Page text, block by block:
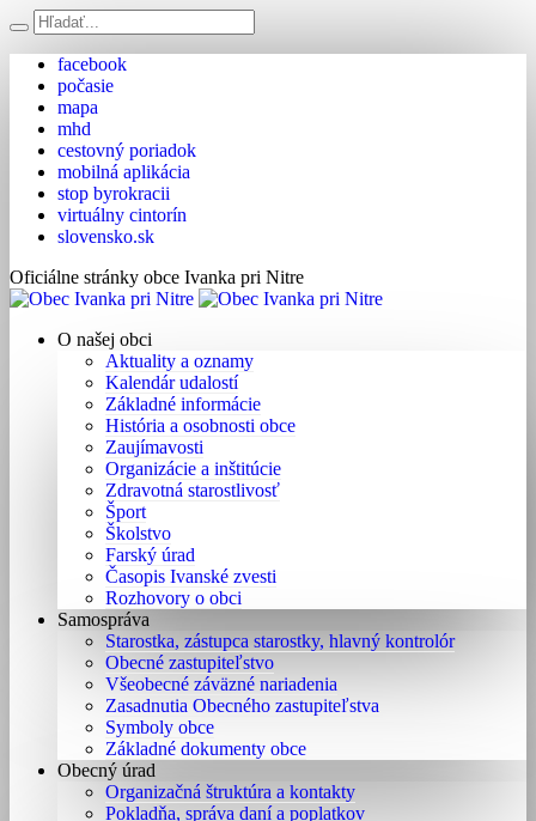
facebook
počasie
mapa
mhd
cestovný poriadok
mobilná aplikácia
stop byrokracii
virtuálny cintorín
slovensko.sk
Oficiálne stránky obce Ivanka pri Nitre
O našej obci
Aktuality a oznamy
Kalendár udalostí
Základné informácie
História a osobnosti obce
Zaujímavosti
Organizácie a inštitúcie
Zdravotná starostlivosť
Šport
Školstvo
Farský úrad
Časopis Ivanské zvesti
Rozhovory o obci
Samospráva
Starostka, zástupca starostky, hlavný kontrolór
Obecné zastupiteľstvo
Všeobecné záväzné nariadenia
Zasadnutia Obecného zastupiteľstva
Symboly obce
Základné dokumenty obce
Obecný úrad
Organizačná štruktúra a kontakty
Pokladňa, správa daní a poplatkov